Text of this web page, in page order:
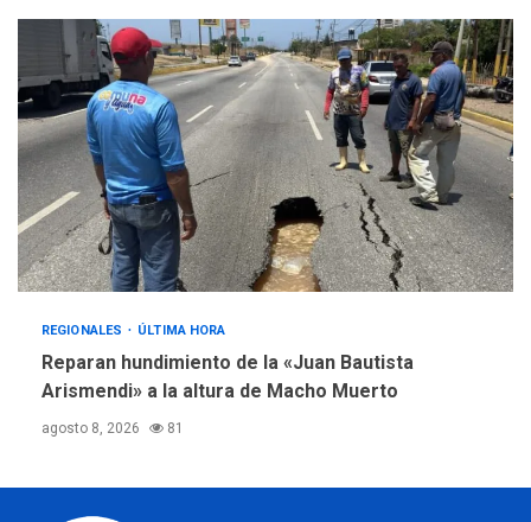
REGIONALES ÚLTIMA HORA
Reparan hundimiento de la «Juan Bautista
Arismendi» a la altura de Macho Muerto
agosto 8, 2026 81